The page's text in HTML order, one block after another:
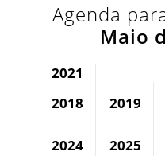
Agenda
Maio
2021
2018
2019
2024 2025